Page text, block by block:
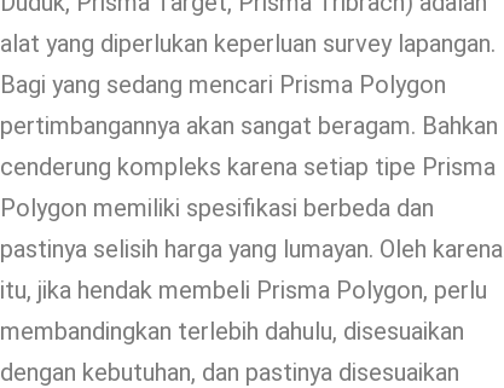
alat yang diperlukan keperluan survey lapangan.
Bagi yang sedang mencari Prisma Polygon
pertimbangannya akan sangat beragam. Bahkan
cenderung kompleks karena setiap tipe Prisma
Polygon memiliki spesifikasi berbeda dan
pastinya selisih harga yang lumayan. Oleh karena
itu, jika hendak membeli Prisma Polygon, perlu
membandingkan terlebih dahulu, disesuaikan
dengan kebutuhan, dan pastinya disesuaikan